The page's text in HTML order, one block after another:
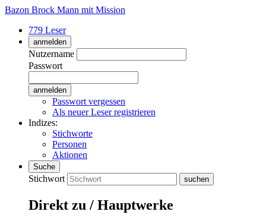
Bazon Brock Mann mit Mission
779 Leser
anmelden
Nutzername
Passwort
Passwort vergessen
Als neuer Leser registrieren
Indizes:
Stichworte
Personen
Aktionen
Suche
Stichwort
Direkt zu / Hauptwerke